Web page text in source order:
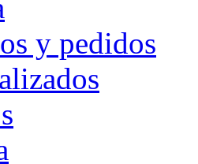
y pedidos